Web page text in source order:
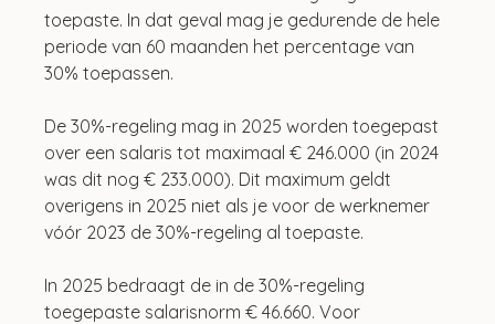
toepaste. In dat geval mag je gedurende de hele
periode van 60 maanden het percentage van
30% toepassen.
De 30%-regeling mag in 2025 worden toegepast
over een salaris tot maximaal € 246.000 (in 2024
was dit nog € 233.000). Dit maximum geldt
overigens in 2025 niet als je voor de werknemer
vóór 2023 de 30%-regeling al toepaste.
In 2025 bedraagt de in de 30%-regeling
toegepaste salarisnorm € 46.660. Voor